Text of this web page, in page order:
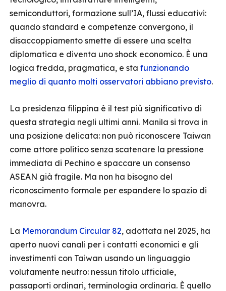
semiconduttori, formazione sull’IA, flussi educativi:
quando standard e competenze convergono, il
disaccoppiamento smette di essere una scelta
diplomatica e diventa uno shock economico. È una
logica fredda, pragmatica, e sta funzionando
meglio di quanto molti osservatori abbiano previsto.
La presidenza filippina è il test più significativo di
questa strategia negli ultimi anni. Manila si trova in
una posizione delicata: non può riconoscere Taiwan
come attore politico senza scatenare la pressione
immediata di Pechino e spaccare un consenso
ASEAN già fragile. Ma non ha bisogno del
riconoscimento formale per espandere lo spazio di
manovra.
La Memorandum Circular 82, adottata nel 2025, ha
aperto nuovi canali per i contatti economici e gli
investimenti con Taiwan usando un linguaggio
volutamente neutro: nessun titolo ufficiale,
passaporti ordinari, terminologia ordinaria. È quello